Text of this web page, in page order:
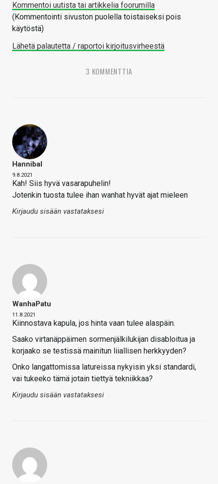
Kommentoi uutista tai artikkelia foorumilla
(Kommentointi sivuston puolella toistaiseksi pois
käytöstä)
Lähetä palautetta / raportoi kirjoitusvirheestä
3 KOMMENTTIA
Hannibal
9.8.2021
Kah! Siis hyvä vasarapuhelin!
Jotenkin tuosta tulee ihan wanhat hyvät ajat mieleen
Kirjaudu sisään vastataksesi
WanhaPatu
11.8.2021
Kiinnostava kapula, jos hinta vaan tulee alaspäin.
Saako virtanäppäimen sormenjälkilukijan disabloitua ja
korjaako se testissä mainitun liiallisen herkkyyden?
Onko langattomissa latureissa nykyisin yksi standardi,
vai tukeeko tämä jotain tiettyä tekniikkaa?
Kirjaudu sisään vastataksesi